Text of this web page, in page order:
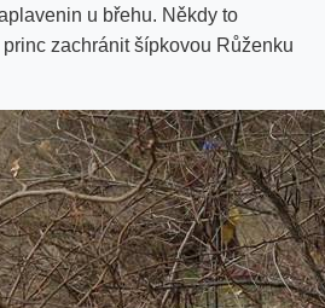
u břehu. Někdy to
zachránit šípkovou Růženku